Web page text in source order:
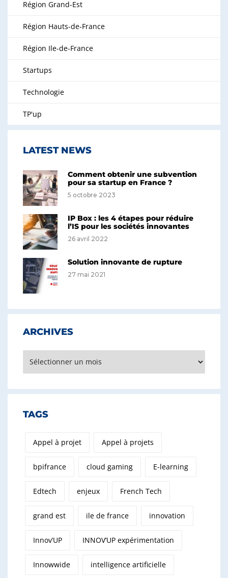
Région Grand-Est
Région Hauts-de-France
Région Ile-de-France
Startups
Technologie
TP'up
LATEST NEWS
Comment obtenir une subvention
pour sa startup en France ?
5 octobre 2023
IP Box : les 4 étapes pour réduire
l’IS pour les sociétés innovantes
26 avril 2022
Solution innovante de rupture
27 mai 2021
ARCHIVES
TAGS
Appel à projet Appel à projets
bpifrance cloud gaming E-learning
Edtech enjeux French Tech
grand est ile de france innovation
Innov’UP INNOV’UP expérimentation
Innowwide intelligence artificielle